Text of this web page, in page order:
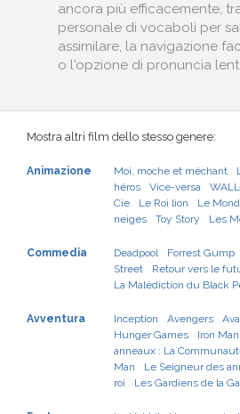
ancora più efficacemente,
personale di vocaboli per
assimilare, la navigazione
o l'opzione di pronuncia
Mostra altri film dello stesso genere:
Animazione Moi, moche et méchant
héros
Vice-versa
Cie
Le Roi lion Le
neiges
Toy Story Les
Commedia Deadpool Forrest Gump
Street
Retour vers le
La Malédiction du Black
Avventura Inception Avengers
Hunger Games
Iron
anneaux : La
Man
Le Seigneur des
roi
Les Gardiens de la